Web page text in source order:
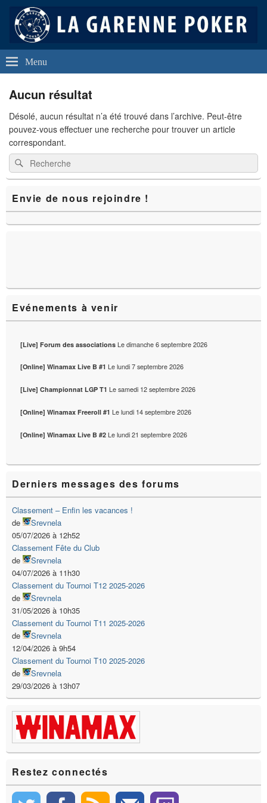
La Garenne Poker
Club de Poker de La Garenne Colombes (92250)
Menu
Aucun résultat
Désolé, aucun résultat n’a été trouvé dans l’archive. Peut-être
pouvez-vous effectuer une recherche pour trouver un article
correspondant.
Recherche :
Rechercher
principale
de
widget
Envie de nous rejoindre !
Evénements à venir
[Live] Forum des associations Ledimanche 6 septembre 2026
[Online] Winamax Live B #1 Lelundi 7 septembre 2026
[Live] Championnat LGP T1 Lesamedi 12 septembre 2026
[Online] Winamax Freeroll #1 Lelundi 14 septembre 2026
[Online] Winamax Live B #2 Lelundi 21 septembre 2026
Derniers messages des forums
Classement – Enfin les vacances !
de
Srevnela
05/07/2026 à 12h52
Classement Fête du Club
de
Srevnela
04/07/2026 à 11h30
Classement du Tournoi T12 2025-2026
de
Srevnela
31/05/2026 à 10h35
Classement du Tournoi T11 2025-2026
de
Srevnela
12/04/2026 à 9h54
Classement du Tournoi T10 2025-2026
de
Srevnela
29/03/2026 à 13h07
Restez connectés